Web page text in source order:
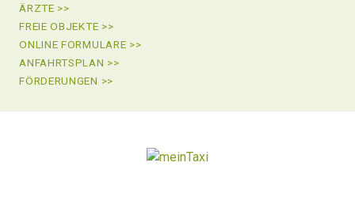
ÄRZTE >>
FREIE OBJEKTE >>
ONLINE FORMULARE >>
ANFAHRTSPLAN >>
FÖRDERUNGEN >>